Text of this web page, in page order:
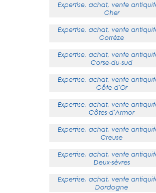
Expertise, achat, vente
Cher
Expertise, achat, vente
Corrèze
Expertise, achat, vente
Corse-du-sud
Expertise, achat, vente
Côte-d'Or
Expertise, achat, vente
Côtes-d'Armor
Expertise, achat, vente
Creuse
Expertise, achat, vente
Deux-sèvres
Expertise, achat, vente
Dordogne